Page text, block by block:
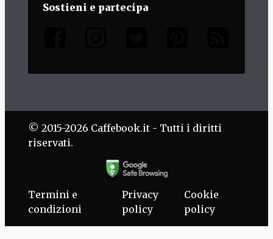
Sostieni e partecipa
© 2015-2026 Caffebook.it - Tutti i diritti
riservati.
Termini e
condizioni
Privacy
policy
Cookie
policy